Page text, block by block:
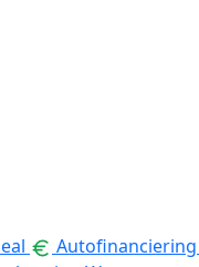
Autofinanciering